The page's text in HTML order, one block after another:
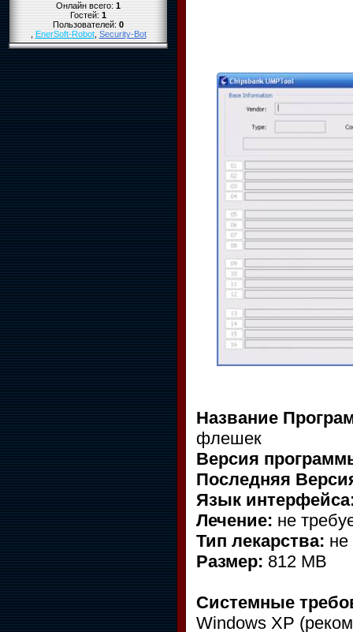
Онлайн всего:1
Гостей:1
Пользователей:0
,EnerSoft-Robot,Security-Bot
Название
флешек
Версия
Последняя
Язык
Лечение: не
Тип лекарства: не
Размер: 812 MB
Системные
Windows XP